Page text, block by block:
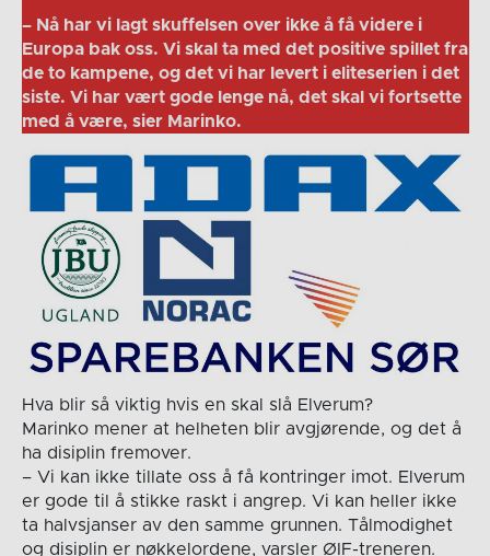
– Nå har vi lagt skuffelsen over ikke å få videre i
Europa bak oss. Vi skal ta med det positive spillet fra
de to kampene, og det vi har levert i eliteserien i det
siste. Vi har vært gode lenge nå, det skal vi fortsette
med å være, sier Marinko.
Hva blir så viktig hvis en skal slå Elverum?
Marinko mener at helheten blir avgjørende, og det å
ha disiplin fremover.
– Vi kan ikke tillate oss å få kontringer imot. Elverum
er gode til å stikke raskt i angrep. Vi kan heller ikke
ta halvsjanser av den samme grunnen. Tålmodighet
og disiplin er nøkkelordene, varsler ØIF-treneren.